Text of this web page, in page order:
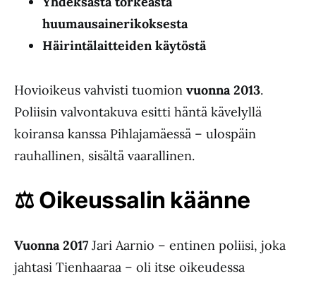
huumausainerikoksesta
Häirintälaitteiden käytöstä
Hovioikeus vahvisti tuomion vuonna 2013.
Poliisin valvontakuva esitti häntä kävelyllä
koiransa kanssa Pihlajamäessä – ulospäin
rauhallinen, sisältä vaarallinen.
⚖️ Oikeussalin käänne
Vuonna 2017 Jari Aarnio – entinen poliisi, joka
jahtasi Tienhaaraa – oli itse oikeudessa